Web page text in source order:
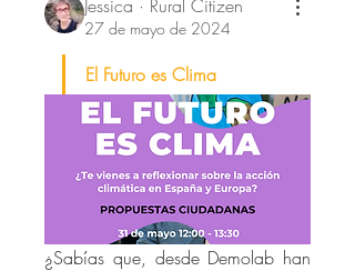
Jessica · Rural Citizen
27 de mayo de 2024
El Futuro es Clima
¿Sabías que, desde Demolab han